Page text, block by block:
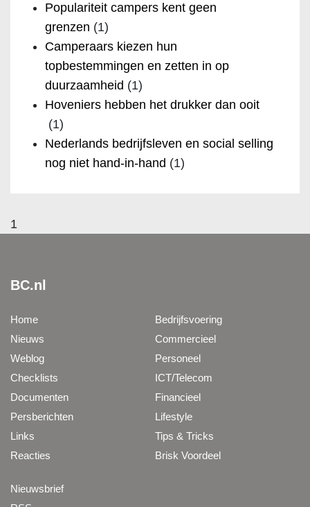
Populariteit campers kent geen
grenzen (1)
Camperaars kiezen hun
topbestemmingen en zetten in op
duurzaamheid (1)
Hoveniers hebben het drukker dan ooit
(1)
Nederlands bedrijfsleven en social selling
nog niet hand-in-hand (1)
1
BC.nl
Home
Nieuws
Weblog
Checklists
Documenten
Persberichten
Links
Reacties
Bedrijfsvoering
Commercieel
Personeel
ICT/Telecom
Financieel
Lifestyle
Tips & Tricks
Brisk Voordeel
Nieuwsbrief